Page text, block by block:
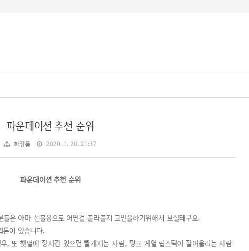
파운데이션 추천 순위
화장품 2020. 1. 20. 21:37
파운데이션 추천 순위
은 아마 선물용으로 어떤걸 골라줄지 고민을하기위해서 보실테구요.
톤이 있습니다.
, 또 햇볕에 장시간 있으면 빨개지는 사람, 핑크 계열 립스틱이 잘어울리는 사람